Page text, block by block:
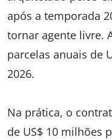
após a temporada
tornar agente livre.
parcelas anuais de
2026.
Na prática, o
de US$ 10 milhões